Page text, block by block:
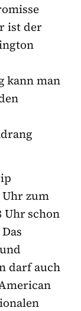
ist der
kann man
zum
Uhr schon
darf auch